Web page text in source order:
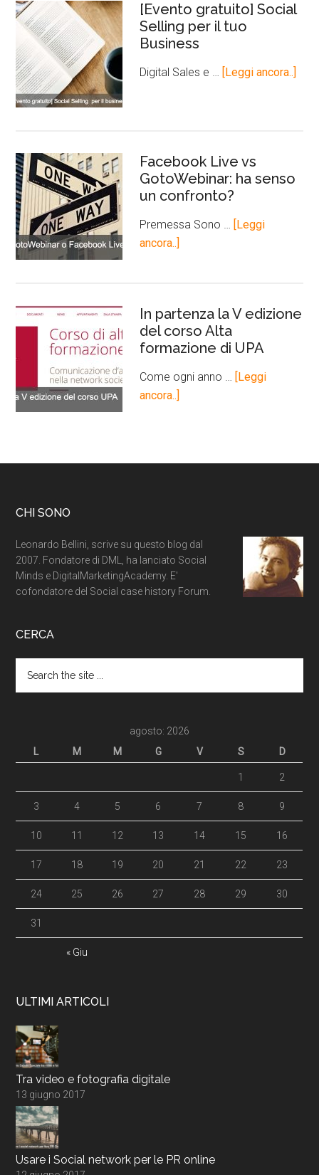
[Evento gratuito] Social
Selling per il tuo
Business
Digital Sales e … [Leggi ancora..]
Facebook Live vs
GotoWebinar: ha senso
un confronto?
Premessa Sono …
[Leggi
ancora..]
In partenza la V edizione
del corso Alta
formazione di UPA
Come ogni anno …
[Leggi
ancora..]
CHI SONO
Leonardo Bellini, scrive su questo blog dal
2007. Fondatore di DML, ha lanciato Social
Minds e DigitalMarketingAcademy. E'
cofondatore del Social case history Forum.
CERCA
agosto: 2026
L
M M G V S D
« Giu
1 2
3 4 5 6 7 8 9
10 11 12 13 14 15 16
17 18 19 20 21 22 23
24 25 26 27 28 29 30
31
ULTIMI ARTICOLI
Tra video e fotografia digitale
13 giugno 2017
Usare i Social network per le PR online